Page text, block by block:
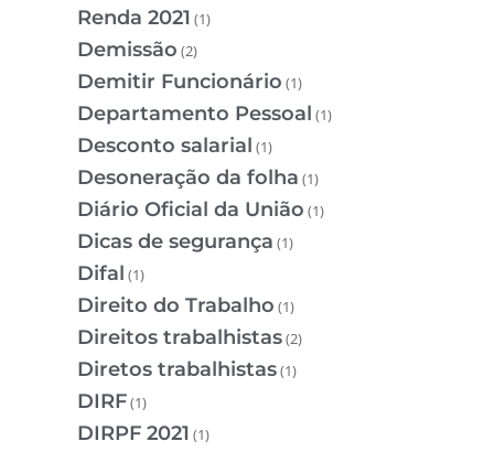
Renda 2021 (1)
Demissão (2)
Demitir Funcionário (1)
Departamento Pessoal (1)
Desconto salarial (1)
Desoneração da folha (1)
Diário Oficial da União (1)
Dicas de segurança (1)
Difal (1)
Direito do Trabalho (1)
Direitos trabalhistas(2)
Diretos trabalhistas(1)
DIRF(1)
DIRPF 2021 (1)